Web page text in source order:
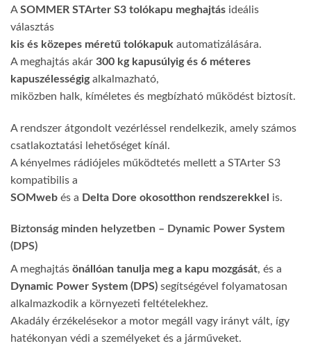
ASOMMER STArter S3 tolókapu meghajtás ideális
választás
kis és közepes méretű tolókapuk automatizálására.
A meghajtás akár 300 kg kapusúlyig és 6 méteres
kapuszélességigalkalmazható,
miközben halk, kíméletes és megbízható működést biztosít.
A rendszer átgondolt vezérléssel rendelkezik, amely számos
csatlakoztatási lehetőséget kínál.
A kényelmes rádiójeles működtetés mellett a STArter S3
kompatibilis a
SOMweb és a Delta Dore okosotthon rendszerekkel is.
Biztonság minden helyzetben – Dynamic Power System
(DPS)
A meghajtás önállóan tanulja meg a kapu mozgását, és a
Dynamic Power System (DPS) segítségével folyamatosan
alkalmazkodik a környezeti feltételekhez.
Akadály érzékelésekor a motor megáll vagy irányt vált, így
hatékonyan védi a személyeket és a járműveket.